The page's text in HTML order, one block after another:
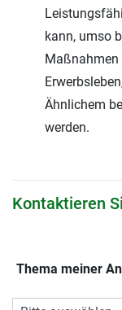
kann, umso
Maßnahmen
Ähnlichem
werden.
Kontaktieren
Thema meiner